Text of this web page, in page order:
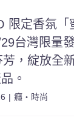
限定香氛「
台灣限量
，綻放全
。
| 癮・時尚